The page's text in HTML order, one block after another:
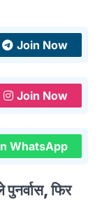
Join Now
Join Now
WhatsApp
पुनर्वास, फिर